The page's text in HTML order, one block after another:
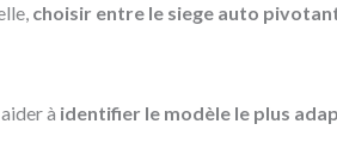
choisir entre le siege auto
à identifier le modèle le plus